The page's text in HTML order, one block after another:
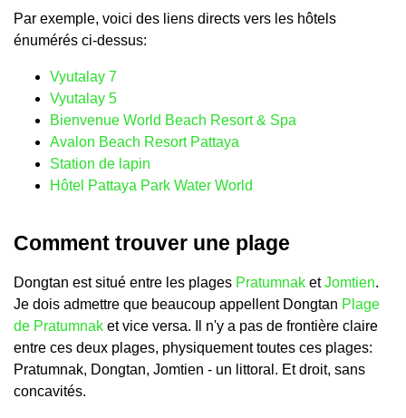
Par exemple, voici des liens directs vers les hôtels
énumérés ci-dessus:
Vyutalay 7
Vyutalay 5
Bienvenue World Beach Resort & Spa
Avalon Beach Resort Pattaya
Station de lapin
Hôtel Pattaya Park Water World
Comment trouver une plage
Dongtan est situé entre les plages Pratumnak etJomtien.
Je dois admettre que beaucoup appellent Dongtan Plage
de Pratumnak et vice versa. Il n'y a pas de frontière claire
entre ces deux plages, physiquement toutes ces plages:
Pratumnak, Dongtan, Jomtien - un littoral. Et droit, sans
concavités.